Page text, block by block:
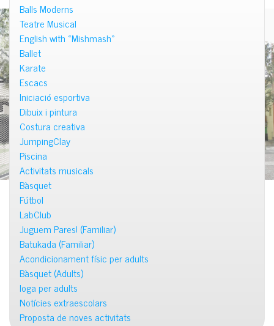
Balls Moderns
Teatre Musical
English with «Mishmash»
Ballet
Karate
Escacs
Iniciació esportiva
Dibuix i pintura
Costura creativa
JumpingClay
Piscina
Activitats musicals
Bàsquet
Fútbol
LabClub
Juguem Pares! (Familiar)
Batukada (Familiar)
Acondicionament físic per adults
Bàsquet (Adults)
Ioga per adults
Notícies extraescolars
Proposta de noves activitats